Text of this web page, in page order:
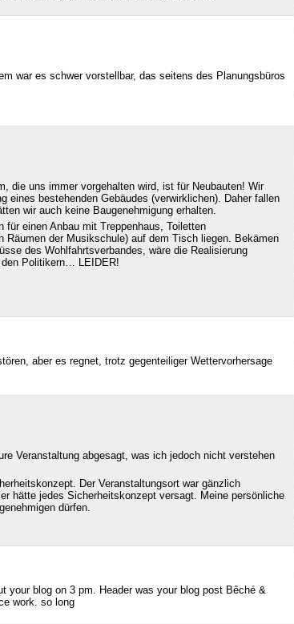
war es schwer vorstellbar, das seitens des Planungsbüros
die uns immer vorgehalten wird, ist für Neubauten! Wir
eines bestehenden Gebäudes (verwirklichen). Daher fallen
wir auch keine Baugenehmigung erhalten.
für einen Anbau mit Treppenhaus, Toiletten
Räumen der Musikschule) auf dem Tisch liegen. Bekämen
des Wohlfahrtsverbandes, wäre die Realisierung
den Politikern… LEIDER!
aber es regnet, trotz gegenteiliger Wettervorhersage
Veranstaltung abgesagt, was ich jedoch nicht verstehen
Der Veranstaltungsort war gänzlich
hätte jedes Sicherheitskonzept versagt. Meine persönliche
dürfen.
your blog on 3 pm. Header was your blog post Bêché &
work. so long